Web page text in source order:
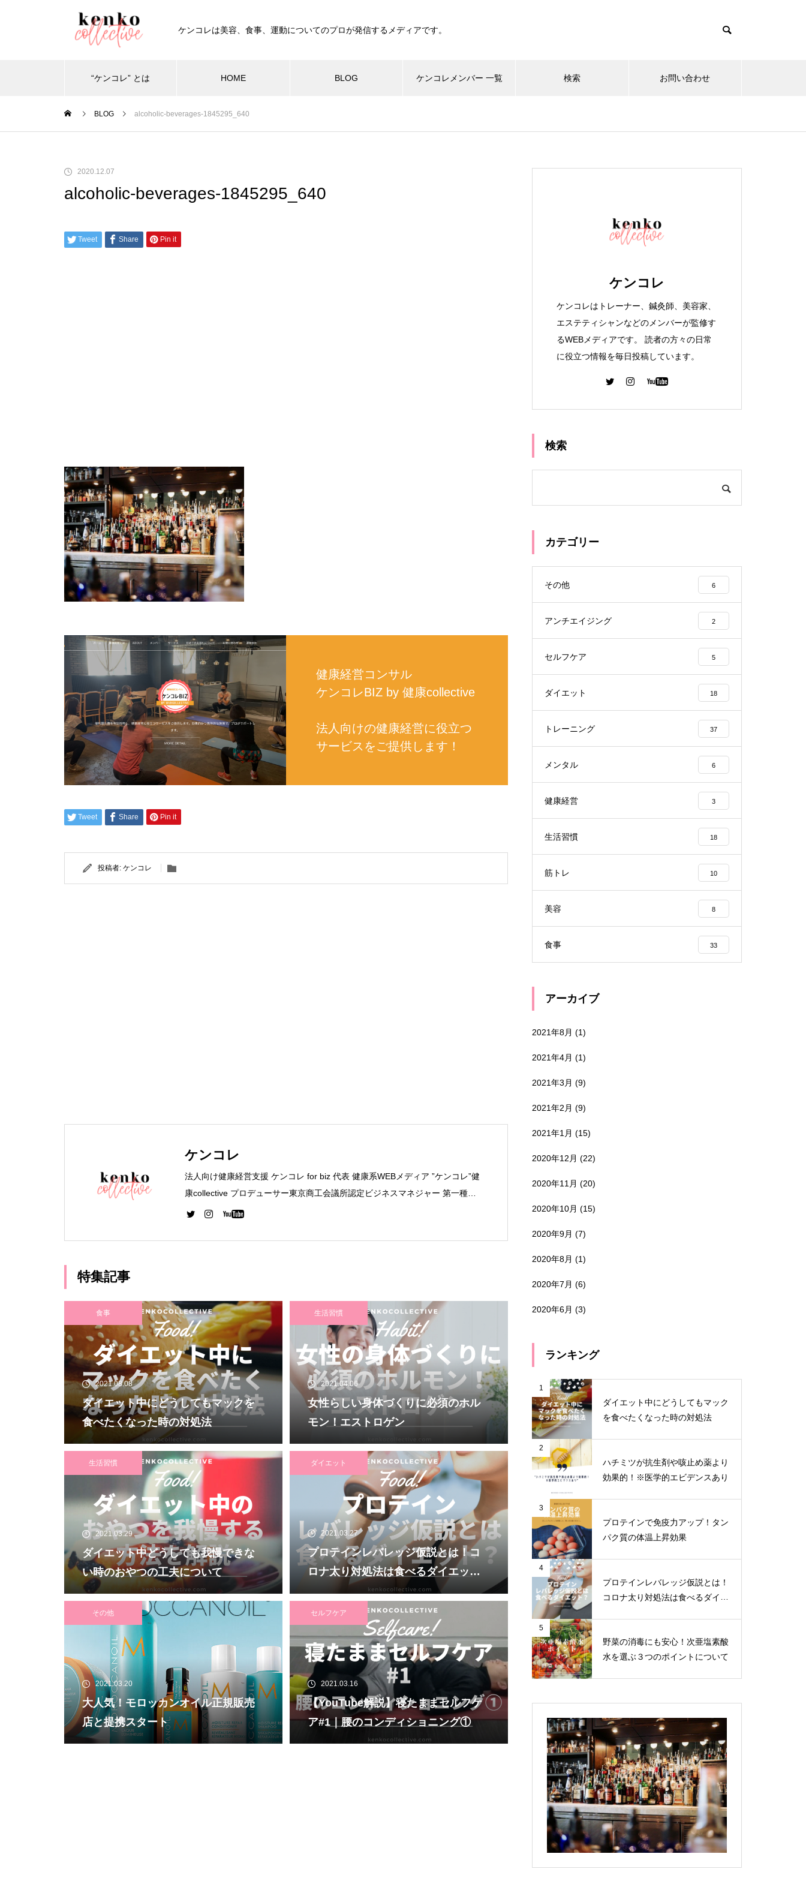
ケンコレは美容、食事、運動についてのプロが発信するメディアです。
“ケンコレ” とは HOME BLOG ケンコレメンバー 一覧 検索 お問い合わせ
BLOG alcoholic-beverages-1845295_640
2020.12.07
alcoholic-beverages-1845295_640
Tweet Share Pin it
健康経営コンサル
ケンコレBIZ by 健康collective
法人向けの健康経営に役立つ
サービスをご提供します！
Tweet Share Pin it
投稿者: ケンコレ
ケンコレ
法人向け健康経営支援 ケンコレ for biz 代表 健康系WEBメディア ”ケンコレ”健
康collective プロデューサー東京商工会議所認定ビジネスマネジャー 第一種衛
生管理者 WEBデザイナー関西大学 法学部 卒業 デジタルハリウッド WEBデザ
特集記事
食事
2021.08.08
ダイエット中にどうしてもマックを
食べたくなった時の対処法
生活習慣
2021.04.06
女性らしい身体づくりに必須のホル
モン！エストロゲン
生活習慣
2021.03.29
ダイエット中どうしても我慢できな
い時のおやつの工夫について
ダイエット
2021.03.27
プロテインレバレッジ仮説とは！コ
ロナ太り対処法は食べるダイエッ
ト！？
その他
2021.03.20
大人気！モロッカンオイル正規販売
店と提携スタート
セルフケア
2021.03.16
【YouTube解説】寝たままセルフケ
ア#1｜腰のコンディショニング①
ケンコレ
ケンコレはトレーナー、鍼灸師、美容家、
エステティシャンなどのメンバーが監修す
るWEBメディアです。 読者の方々の日常
に役立つ情報を毎日投稿しています。
検索
カテゴリー
その他 6
アンチエイジング 2
セルフケア 5
ダイエット 18
トレーニング 37
メンタル 6
健康経営 3
生活習慣 18
筋トレ 10
美容 8
食事 33
アーカイブ
2021年8月 (1)
2021年4月 (1)
2021年3月 (9)
2021年2月 (9)
2021年1月 (15)
2020年12月 (22)
2020年11月 (20)
2020年10月 (15)
2020年9月 (7)
2020年8月 (1)
2020年7月 (6)
2020年6月 (3)
ランキング
1
ダイエット中にどうしてもマック
を食べたくなった時の対処法
2
ハチミツが抗生剤や咳止め薬より
効果的！※医学的エビデンスあり
3
プロテインで免疫力アップ！タン
パク質の体温上昇効果
4
プロテインレバレッジ仮説とは！
コロナ太り対処法は食べるダイエ
5
野菜の消毒にも安心！次亜塩素酸
水を選ぶ３つのポイントについて